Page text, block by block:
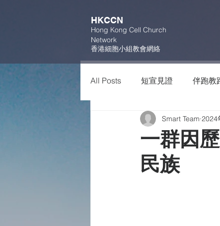
HKCCN
Hong Kong Cell Church
Network
香港細胞小組教會網絡
All Posts 短宣見證 伴跑教
一群因
民族
Smart Team 2024